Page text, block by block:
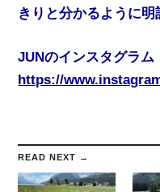
きりと分かるように明
JUNのインスタグラム
https://
READ NEXT →